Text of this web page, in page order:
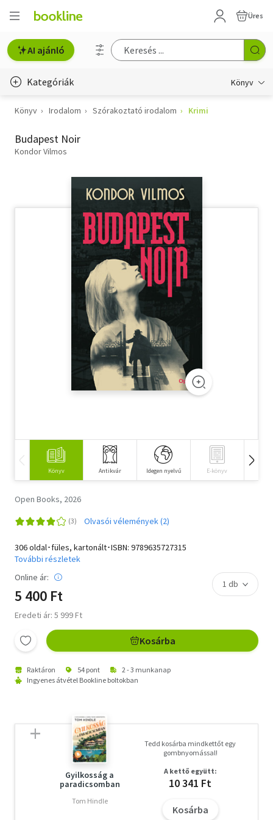
Üres
AI ajánló
Kategóriák Könyv
Életmód, egészség
Erotika
Szótár, nyelvkönyv
Tankönyv, segédkönyv
Társadalomtudomány
Természettudomány
Könyv Irodalom Szórakoztató irodalom Krimi
Budapest Noir
Kondor Vilmos
Könyv Antikvár Idegen nyelvű E-könyv
Open Books, 2026
Olvasói vélemények (2)
306 oldal･füles, kartonált･ISBN: 9789635727315
További részletek
Online ár:
5 400 Ft
Eredeti ár: 5 999 Ft
Kosárba
Raktáron 54 pont
2 - 3 munkanap
Ingyenes átvétel Bookline boltokban
Gyilkosság a
paradicsomban
Tom Hindle
Tedd kosárba mindkettőt egy
gombnyomással!
A kettő együtt:
10 341 Ft
Kosárba